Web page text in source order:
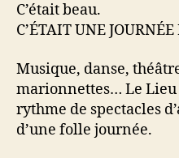
C’était beau.
C’ÉTAIT UNE
Musique, danse,
marionnettes… Le Lieu
rythme de spectacles
d’une folle journée.